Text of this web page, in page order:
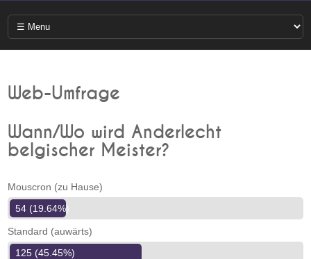
Web-Umfrage
Wann/Wo wird Anderlecht
belgischer Meister?
Mouscron (zu Hause)
54 (19.64%)
Standard (auwärts)
125 (45.45%)